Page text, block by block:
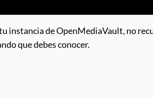
instancia de OpenMediaVault, no
que debes conocer.